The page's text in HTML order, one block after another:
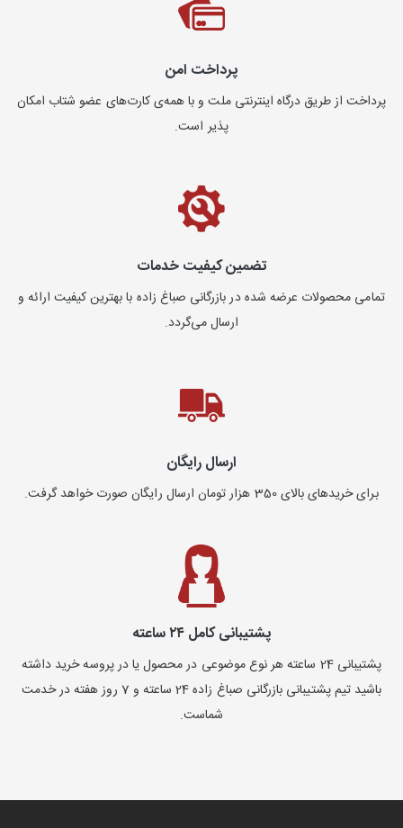
پرداخت امن
پرداخت از طریق درگاه اینترنتی ملت و با همه‌ی کارت‌های عضو شتاب امکان
پذیر است.
تضمین کیفیت خدمات
تمامی محصولات عرضه شده در بازرگانی صباغ زاده با بهترین کیفیت ارائه و
ارسال می‌گردد.
ارسال رایگان
برای خریدهای بالای 350 هزار تومان ارسال رایگان صورت خواهد گرفت.
پشتیبانی کامل ۲۴ ساعته
پشتیبانی 24 ساعته هر نوع موضوعی در محصول یا در پروسه خرید داشته
باشید تیم پشتیبانی بازرگانی صباغ زاده 24 ساعته و 7 روز هفته در خدمت
شماست.